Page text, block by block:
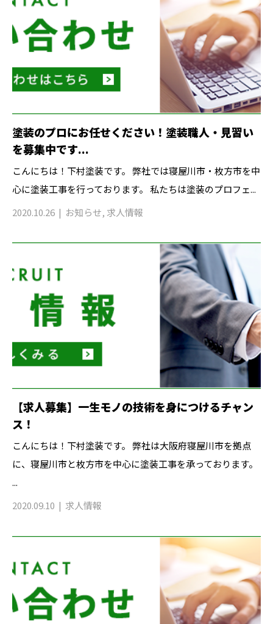
塗装のプロにお任せください！塗装職人・見習い
を募集中です...
こんにちは！下村塗装です。 弊社では寝屋川市・枚方市を中
心に塗装工事を行っております。 私たちは塗装のプロフェ...
2020.10.26
お知らせ, 求人情報
【求人募集】一生モノの技術を身につけるチャン
ス！
こんにちは！下村塗装です。 弊社は大阪府寝屋川市を拠点
に、寝屋川市と枚方市を中心に塗装工事を承っております。
...
2020.09.10
求人情報